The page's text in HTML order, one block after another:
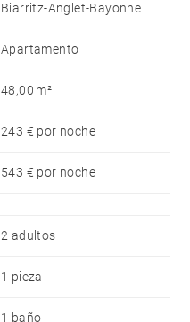
Biarritz-Anglet-Bayonne
Apartamento
48,00 m²
243 € por noche
543 € por noche
2 adultos
1 pieza
1 baño